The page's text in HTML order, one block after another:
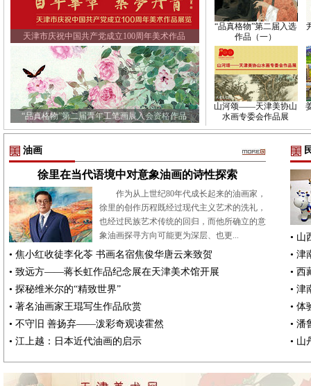
天津市庆祝中国共产党成立100周年美术作品
“品真格物”第二届青年工笔画展入会资格作品
“品真格物”第二届入选
作品（一）
山河颂——天津美协山
水画专委会作品展
油画
徐里在当代语境中对意象油画的诗性探索
作为从上世纪80年代成长起来的油画家，
徐里的创作历程既经过现代主义艺术的洗礼，
也经过民族艺术传统的回归，而他所确立的意
象油画探寻方向可能更为深层、也更...
• 焦小红收徒李化苓 书画名宿焦俊华唐云来致贺
• 致远方——蒋长虹作品纪念展在天津美术馆开展
• 探秘维米尔的“精致世界”
• 著名油画家王琨写生作品欣赏
• 不守旧 善扬弃——泼彩奇观读霍然
• 江上越：日本近代油画的启示
• 山
• 津
• 西
• 津
• 体
• 潘
• 山